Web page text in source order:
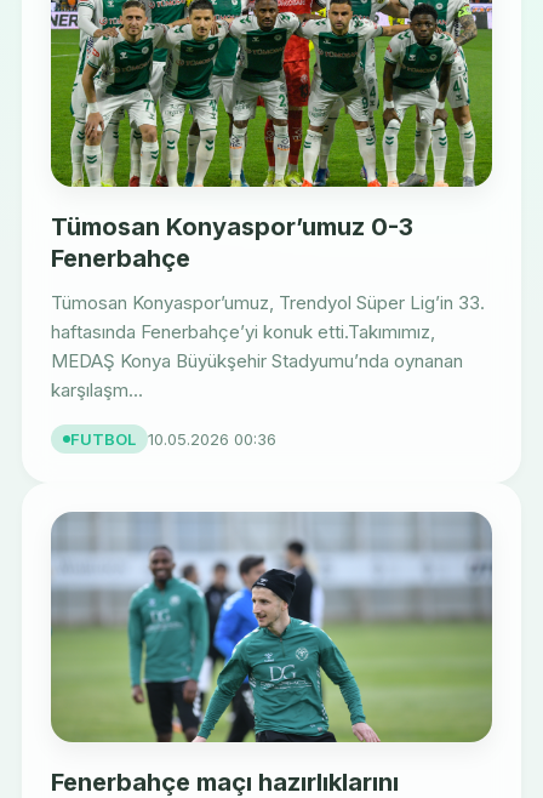
Tümosan Konyaspor’umuz 0-3
Fenerbahçe
Tümosan Konyaspor’umuz, Trendyol Süper Lig’in 33.
haftasında Fenerbahçe’yi konuk etti.Takımımız,
MEDAŞ Konya Büyükşehir Stadyumu’nda oynanan
karşılaşm...
FUTBOL 10.05.2026 00:36
Fenerbahçe maçı hazırlıklarını